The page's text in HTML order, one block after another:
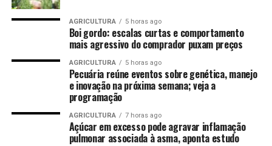
AGRICULTURA 5 horas ago
Boi gordo: escalas curtas e comportamento
mais agressivo do comprador puxam preços
AGRICULTURA 5 horas ago
Pecuária reúne eventos sobre genética, manejo
e inovação na próxima semana; veja a
programação
AGRICULTURA 7 horas ago
Açúcar em excesso pode agravar inflamação
pulmonar associada à asma, aponta estudo